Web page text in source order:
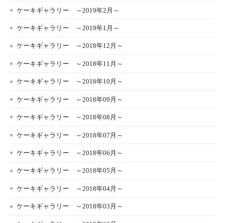
ケーキギャラリー ～2019年2月～
ケーキギャラリー ～2019年1月～
ケーキギャラリー ～2018年12月～
ケーキギャラリー ～2018年11月～
ケーキギャラリー ～2018年10月～
ケーキギャラリー ～2018年09月～
ケーキギャラリー ～2018年08月～
ケーキギャラリー ～2018年07月～
ケーキギャラリー ～2018年06月～
ケーキギャラリー ～2018年05月～
ケーキギャラリー ～2018年04月～
ケーキギャラリー ～2018年03月～